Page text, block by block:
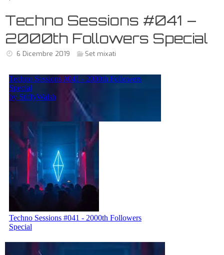
Techno Sessions #041 –
2000th Followers Special
6 Dicembre 2019 Set mixati